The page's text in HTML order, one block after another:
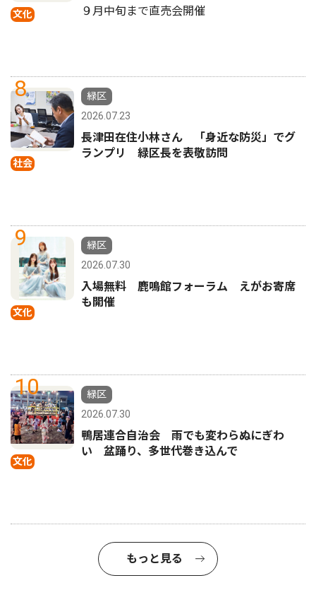
文化 ９月中旬まで直売会開催
8
社会
緑区
2026.07.23
長津田在住小林さん 「身近な防災」でグ
ランプリ 緑区長を表敬訪問
9
文化
緑区
2026.07.30
入場無料 鹿鳴館フォーラム えがお寄席
も開催
10
文化
緑区
2026.07.30
鴨居連合自治会 雨でも変わらぬにぎわ
い 盆踊り、多世代巻き込んで
もっと見る